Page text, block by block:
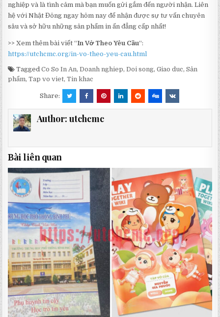
nghiệp và là tình cảm mà bạn muốn gửi gắm đến người nhận. Liên
hệ với Nhật Đông ngay hôm nay để nhận được sự tư vấn chuyên
sâu và sở hữu những sản phẩm in ấn đẳng cấp nhất!
>> Xem thêm bài viết “In Vở Theo Yêu Cầu“:
https://utchcmc.org/in-vo-theo-yeu-cau.html
TaggedCo So In An,Doanh nghiep,Doi song,Giao duc,Sản
phẩm,Tap vo viet,Tin khac
Share:
Author: utchcmc
Bài liên quan